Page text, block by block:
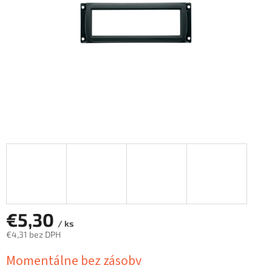
€5,30 / ks
€4,31 bez DPH
Momentálne bez zásoby